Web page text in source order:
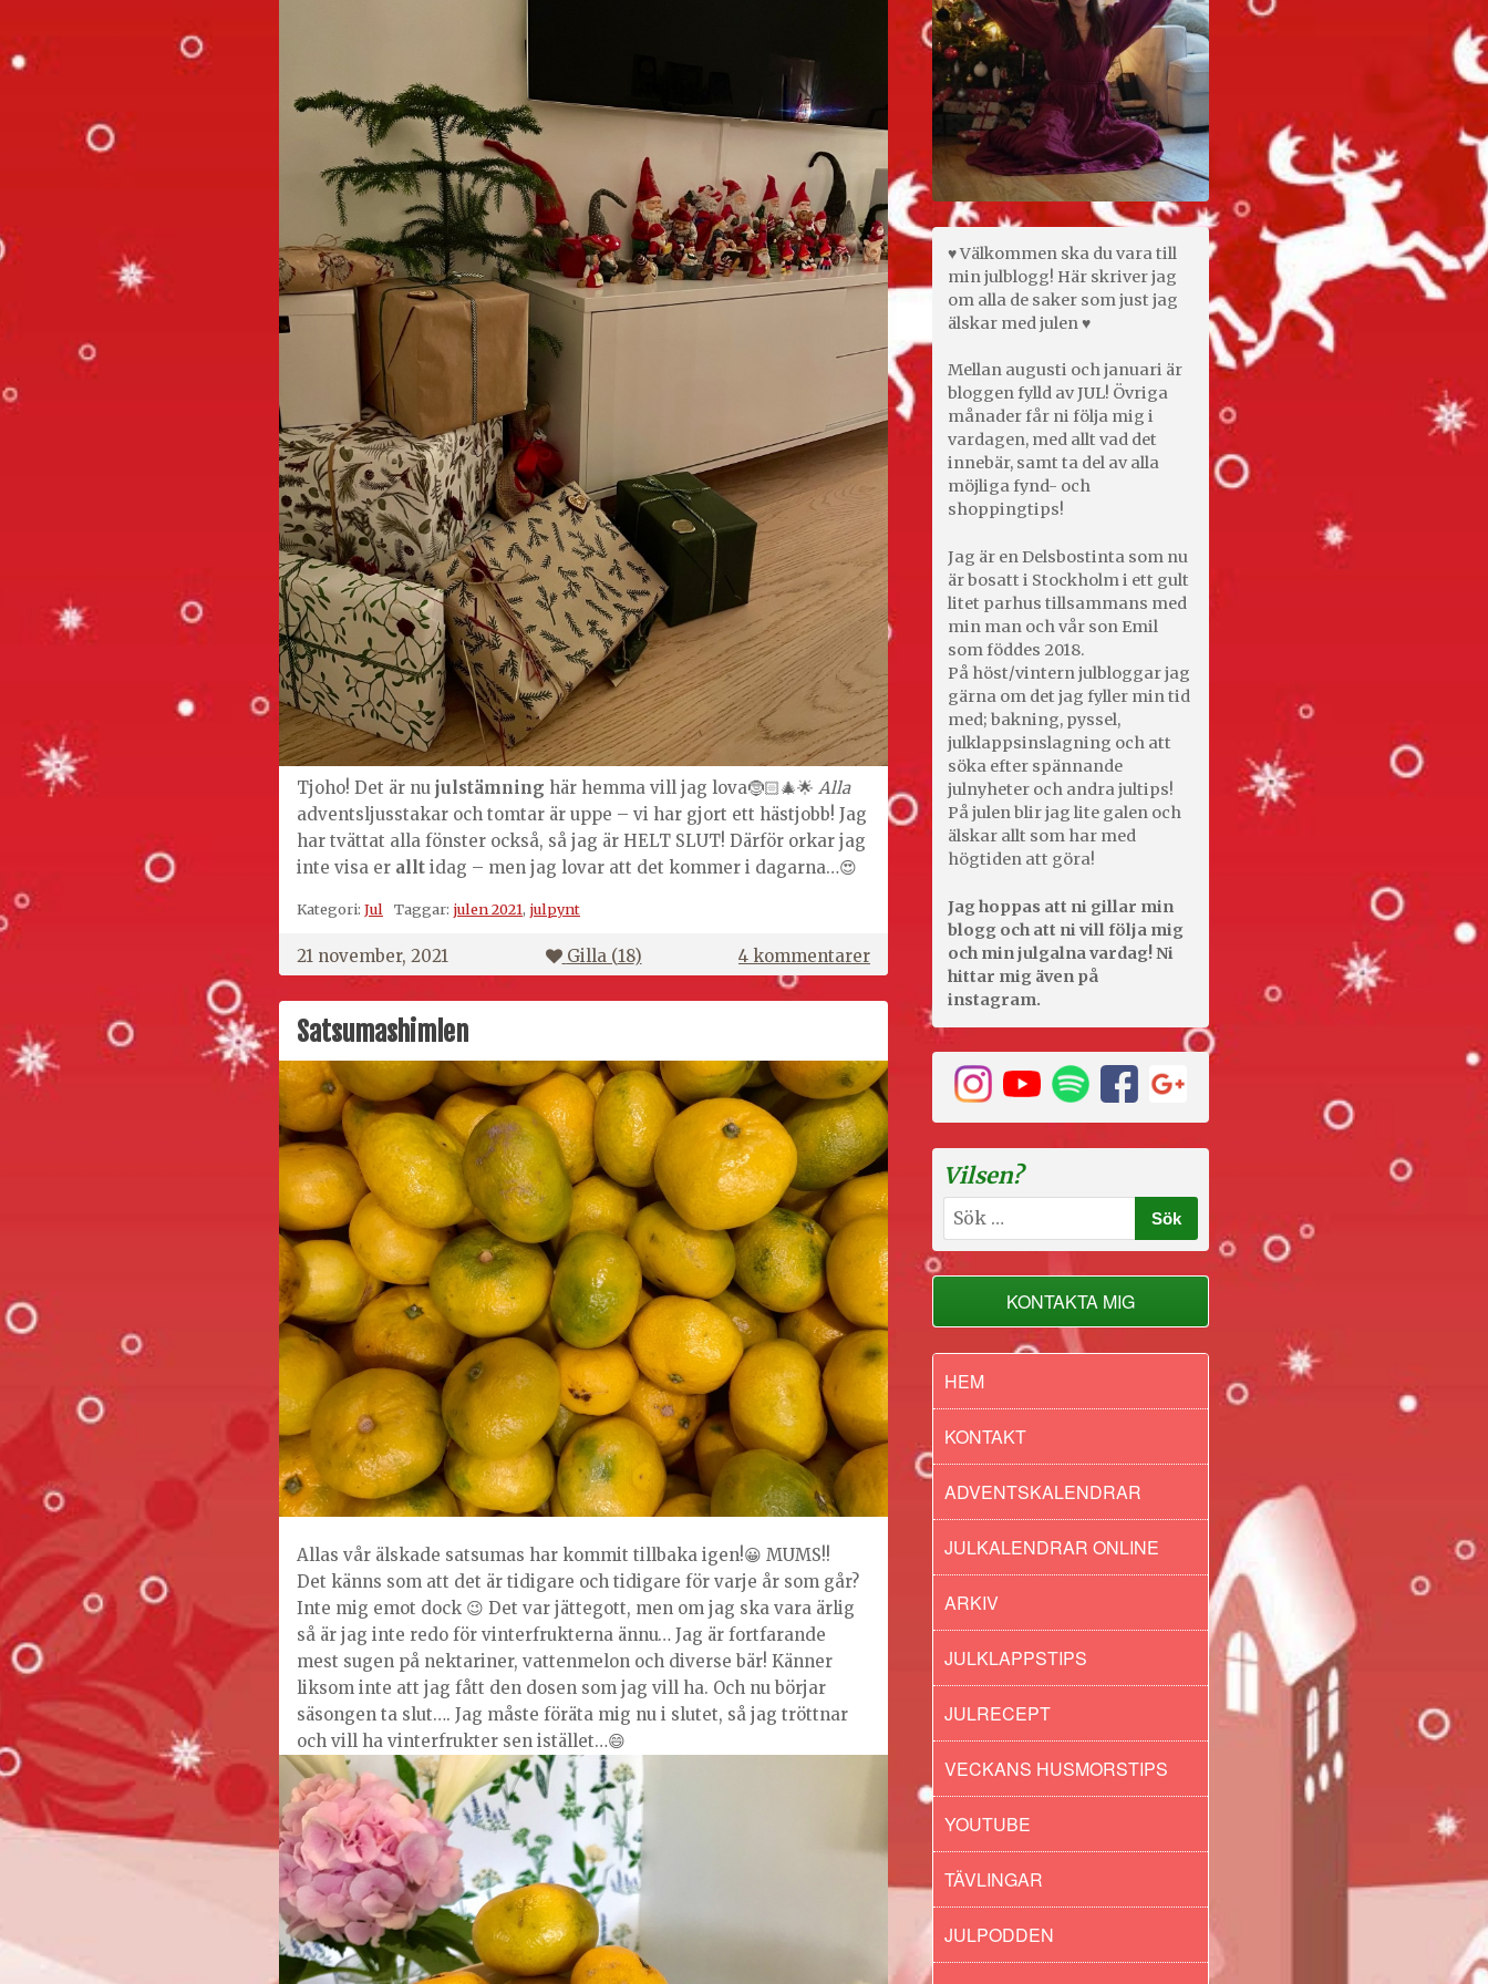
Tjoho! Det är nu julstämning här hemma vill jag lova🤶🏻🎄🌟 Alla
adventsljusstakar och tomtar är uppe – vi har gjort ett hästjobb! Jag
har tvättat alla fönster också, så jag är HELT SLUT! Därför orkar jag
inte visa er allt idag – men jag lovar att det kommer i dagarna…😍
Kategori: Jul Taggar: julen 2021, julpynt
21 november, 2021 Gilla (18) 4 kommentarertill
Välkommen
julen!
Satsumashimlen
Allas vår älskade satsumas har kommit tillbaka igen!😀 MUMS!!
Det känns som att det är tidigare och tidigare för varje år som går?
Inte mig emot dock 😉 Det var jättegott, men om jag ska vara ärlig
så är jag inte redo för vinterfrukterna ännu… Jag är fortfarande
mest sugen på nektariner, vattenmelon och diverse bär! Känner
liksom inte att jag fått den dosen som jag vill ha. Och nu börjar
säsongen ta slut…. Jag måste föräta mig nu i slutet, så jag tröttnar
och vill ha vinterfrukter sen istället…😄
♥ Välkommen ska du vara till
min julblogg! Här skriver jag
om alla de saker som just jag
älskar med julen ♥
Mellan augusti och januari är
bloggen fylld av JUL! Övriga
månader får ni följa mig i
vardagen, med allt vad det
innebär, samt ta del av alla
möjliga fynd- och
shoppingtips!
Jag är en Delsbostinta som nu
är bosatt i Stockholm i ett gult
litet parhus tillsammans med
min man och vår son Emil
som föddes 2018.
På höst/vintern julbloggar jag
gärna om det jag fyller min tid
med; bakning, pyssel,
julklappsinslagning och att
söka efter spännande
julnyheter och andra jultips!
På julen blir jag lite galen och
älskar allt som har med
högtiden att göra!
Jag hoppas att ni gillar min
blogg och att ni vill följa mig
och min julgalna vardag! Ni
hittar mig även på
instagram.
Vilsen?
Sök
efter:
KONTAKTA MIG
HEM
KONTAKT
ADVENTSKALENDRAR
JULKALENDRAR ONLINE
ARKIV
JULKLAPPSTIPS
JULRECEPT
VECKANS HUSMORSTIPS
YOUTUBE
TÄVLINGAR
JULPODDEN